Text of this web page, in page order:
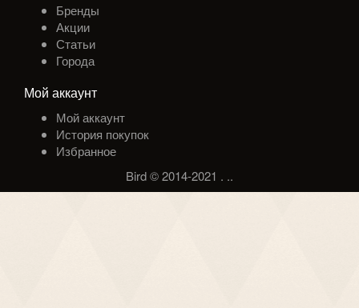
Бренды
Акции
Статьи
Города
Мой аккаунт
Мой аккаунт
История покупок
Избранное
Bird © 2014-2021 . ..